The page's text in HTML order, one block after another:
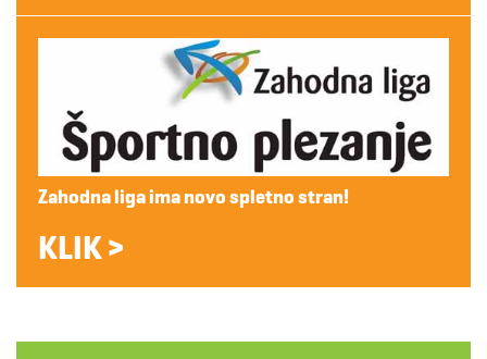
Zahodna liga ima novo spletno stran!
KLIK >